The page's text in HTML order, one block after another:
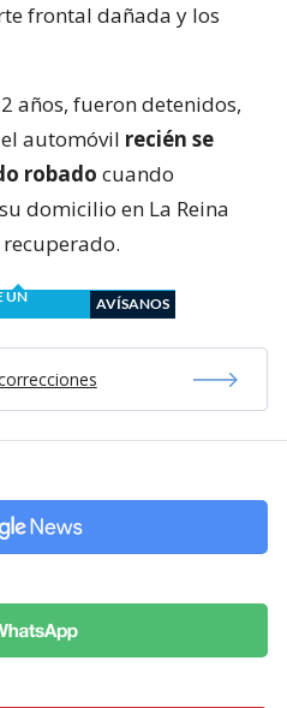
frontal dañada y los
años, fueron detenidos,
automóvil recién se
robado cuando
domicilio en La Reina
UN
AVÍSANOS